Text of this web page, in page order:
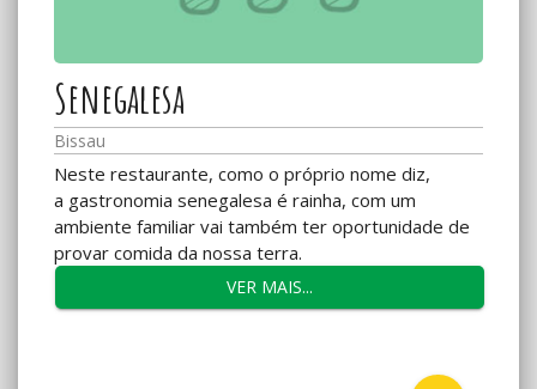
Senegalesa
Bissau
Neste restaurante, como o próprio nome diz,
a gastronomia senegalesa é rainha, com um
ambiente familiar vai também ter oportunidade de
provar comida da nossa terra.
VER MAIS...